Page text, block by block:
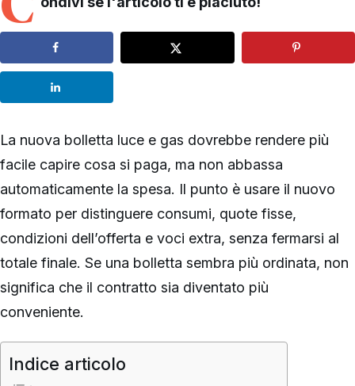
C
La nuova bolletta luce e gas dovrebbe rendere più
facile capire cosa si paga, ma non abbassa
automaticamente la spesa. Il punto è usare il nuovo
formato per distinguere consumi, quote fisse,
condizioni dell’offerta e voci extra, senza fermarsi al
totale finale. Se una bolletta sembra più ordinata, non
significa che il contratto sia diventato più
conveniente.
Indice articolo